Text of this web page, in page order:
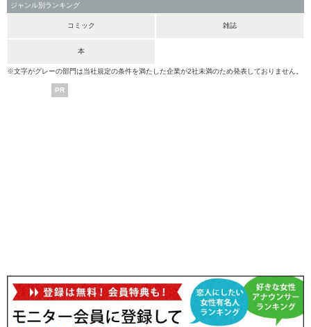
ジャンル別ランキング
コミック 雑誌
本
※文字がグレーの部門は当社規定の条件を満たした企業が2社未満のため発表しておりません。
PR